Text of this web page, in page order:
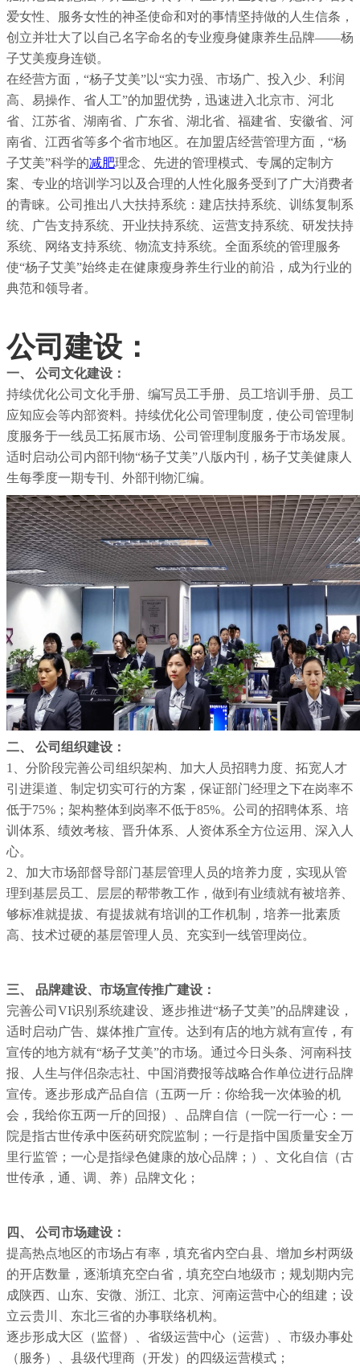
爱女性、服务女性的神圣使命和对的事情坚持做的人生信条，
创立并壮大了以自己名字命名的专业瘦身健康养生品牌——杨
子艾美瘦身连锁。
在经营方面，“杨子艾美”以“实力强、市场广、投入少、利润
高、易操作、省人工”的加盟优势，迅速进入北京市、河北
省、江苏省、湖南省、广东省、湖北省、福建省、安徽省、河
南省、江西省等多个省市地区。在加盟店经营管理方面，“杨
子艾美”科学的减肥理念、先进的管理模式、专属的定制方
案、专业的培训学习以及合理的人性化服务受到了广大消费者
的青睐。公司推出八大扶持系统：建店扶持系统、训练复制系
统、广告支持系统、开业扶持系统、运营支持系统、研发扶持
系统、网络支持系统、物流支持系统。全面系统的管理服务
使“杨子艾美”始终走在健康瘦身养生行业的前沿，成为行业的
典范和领导者。
公司建设：
一、 公司文化建设：
持续优化公司文化手册、编写员工手册、员工培训手册、员工
应知应会等内部资料。持续优化公司管理制度，使公司管理制
度服务于一线员工拓展市场、公司管理制度服务于市场发展。
适时启动公司内部刊物“杨子艾美”八版内刊，杨子艾美健康人
生每季度一期专刊、外部刊物汇编。
二、 公司组织建设：
1、分阶段完善公司组织架构、加大人员招聘力度、拓宽人才
引进渠道、制定切实可行的方案，保证部门经理之下在岗率不
低于75%；架构整体到岗率不低于85%。公司的招聘体系、培
训体系、绩效考核、晋升体系、人资体系全方位运用、深入人
心。
2、加大市场部督导部门基层管理人员的培养力度，实现从管
理到基层员工、层层的帮带教工作，做到有业绩就有被培养、
够标准就提拔、有提拔就有培训的工作机制，培养一批素质
高、技术过硬的基层管理人员、充实到一线管理岗位。
三、 品牌建设、市场宣传推广建设：
完善公司VI识别系统建设、逐步推进“杨子艾美”的品牌建设，
适时启动广告、媒体推广宣传。达到有店的地方就有宣传，有
宣传的地方就有“杨子艾美”的市场。通过今日头条、河南科技
报、人生与伴侣杂志社、中国消费报等战略合作单位进行品牌
宣传。逐步形成产品自信（五两一斤：你给我一次体验的机
会，我给你五两一斤的回报）、品牌自信（一院一行一心：一
院是指古世传承中医药研究院监制；一行是指中国质量安全万
里行监管；一心是指绿色健康的放心品牌；）、文化自信（古
世传承，通、调、养）品牌文化；
四、 公司市场建设：
提高热点地区的市场占有率，填充省内空白县、增加乡村两级
的开店数量，逐渐填充空白省，填充空白地级市；规划期内完
成陕西、山东、安微、浙江、北京、河南运营中心的组建；设
立云贵川、东北三省的办事联络机构。
逐步形成大区（监督）、省级运营中心（运营）、市级办事处
（服务）、县级代理商（开发）的四级运营模式；